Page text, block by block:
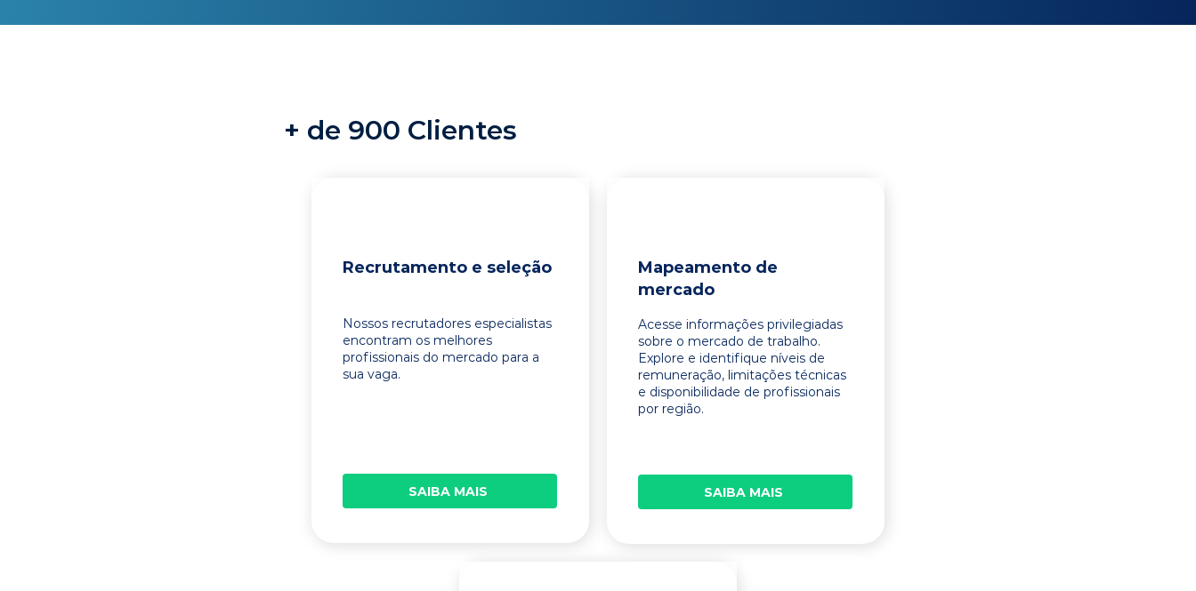
+ de 900 Clientes
Recrutamento e seleção
Nossos recrutadores especialistas
encontram os melhores
profissionais do mercado para a
sua vaga.
SAIBA MAIS
Mapeamento de
mercado
Acesse informações privilegiadas
sobre o mercado de trabalho.
Explore e identifique níveis de
remuneração, limitações técnicas
e disponibilidade de profissionais
por região.
SAIBA MAIS